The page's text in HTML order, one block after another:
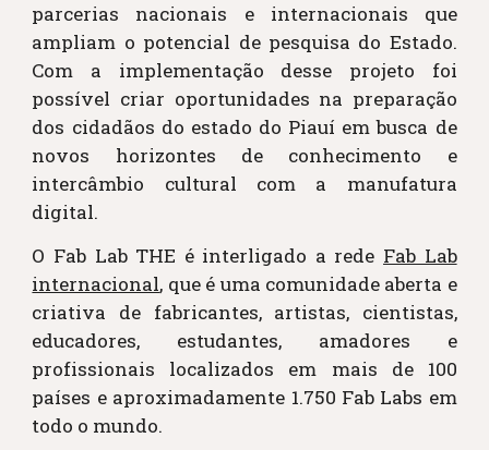
parcerias nacionais e internacionais que
ampliam o potencial de pesquisa do Estado.
Com a implementação desse projeto foi
possível criar oportunidades na preparação
dos cidadãos do estado do Piauí em busca de
novos horizontes de conhecimento e
intercâmbio cultural com a manufatura
digital.
O Fab Lab THE é interligado a rede Fab Lab
internacional, que é uma comunidade aberta e
criativa de fabricantes, artistas, cientistas,
educadores, estudantes, amadores e
profissionais localizados em mais de 100
países e aproximadamente 1.750 Fab Labs em
todo o mundo.